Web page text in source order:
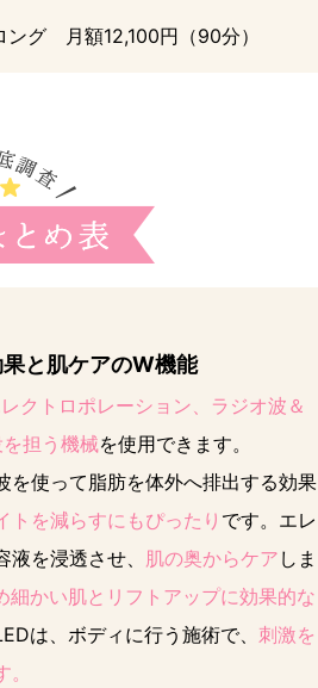
ング 月額12,100円（90分）
と肌ケアのW機能
クトロポレーション、ラジオ波＆
担う機械を使用できます。
を使って脂肪を体外へ排出する効果
トを減らすにもぴったり です。エレ
を浸透させ、 肌の奥からケア しま
細かい肌とリフトアップに効果的な
は、ボディに行う施術で、 刺激を